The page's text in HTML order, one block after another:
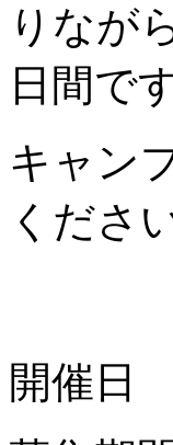
りなが
日間で
キャン
くださ
開催日